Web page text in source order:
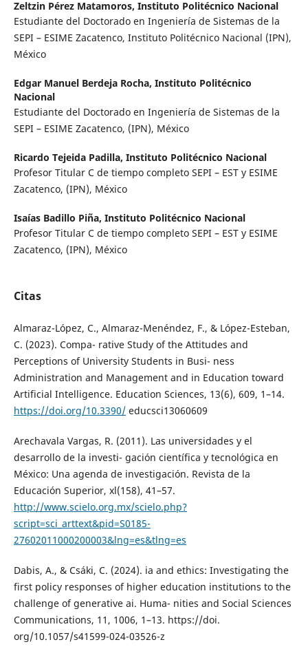
Zeltzin Pérez Matamoros, Instituto Politécnico Nacional
Estudiante del Doctorado en Ingeniería de Sistemas de la
SEPI – ESIME Zacatenco, Instituto Politécnico Nacional (IPN),
México
Edgar Manuel Berdeja Rocha, Instituto Politécnico
Nacional
Estudiante del Doctorado en Ingeniería de Sistemas de la
SEPI – ESIME Zacatenco, (IPN), México
Ricardo Tejeida Padilla, Instituto Politécnico Nacional
Profesor Titular C de tiempo completo SEPI – EST y ESIME
Zacatenco, (IPN), México
Isaías Badillo Piña, Instituto Politécnico Nacional
Profesor Titular C de tiempo completo SEPI – EST y ESIME
Zacatenco, (IPN), México
Citas
Almaraz-López, C., Almaraz-Menéndez, F., & López-Esteban,
C. (2023). Compa- rative Study of the Attitudes and
Perceptions of University Students in Busi- ness
Administration and Management and in Education toward
Artificial Intelligence. Education Sciences, 13(6), 609, 1–14.
https://doi.org/10.3390/educsci13060609
Arechavala Vargas, R. (2011). Las universidades y el
desarrollo de la investi- gación científica y tecnológica en
México: Una agenda de investigación. Revista de la
Educación Superior, xl(158), 41–57.
http://www.scielo.org.mx/scielo.php?
script=sci_arttext&pid=S0185-
27602011000200003&lng=es&tlng=es
Dabis, A., & Csáki, C. (2024). ia and ethics: Investigating the
first policy responses of higher education institutions to the
challenge of generative ai. Huma- nities and Social Sciences
Communications, 11, 1006, 1–13. https://doi.
org/10.1057/s41599-024-03526-z